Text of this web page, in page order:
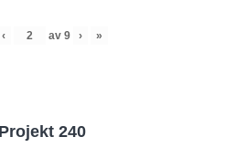
‹ av 9 › »
Projekt 240